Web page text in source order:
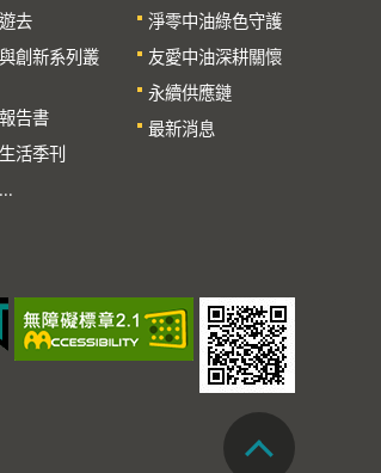
去
創新系列叢
告書
活季刊
淨零中油綠色守護
友愛中油深耕關懷
永續供應鏈
最新消息